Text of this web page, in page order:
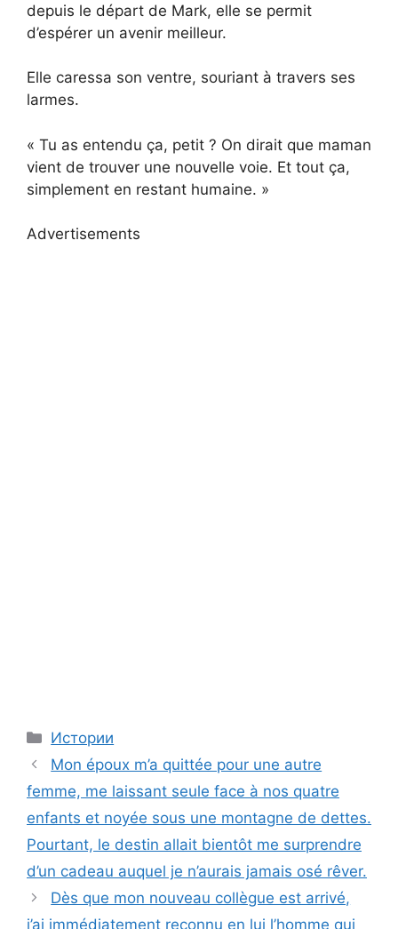
depuis le départ de Mark, elle se permit
d’espérer un avenir meilleur.
Elle caressa son ventre, souriant à travers ses
larmes.
« Tu as entendu ça, petit ? On dirait que maman
vient de trouver une nouvelle voie. Et tout ça,
simplement en restant humaine. »
Advertisements
Categories
Истории
Mon époux m’a quittée pour une autre
femme, me laissant seule face à nos quatre
enfants et noyée sous une montagne de dettes.
Pourtant, le destin allait bientôt me surprendre
d’un cadeau auquel je n’aurais jamais osé rêver.
Dès que mon nouveau collègue est arrivé,
j’ai immédiatement reconnu en lui l’homme qui